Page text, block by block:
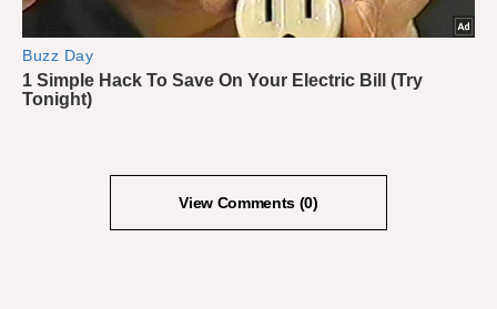
View Comments (0)